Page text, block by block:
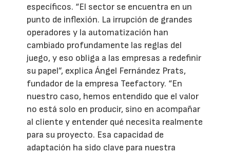
específicos. “El sector se encuentra en un
punto de inflexión. La irrupción de grandes
operadores y la automatización han
cambiado profundamente las reglas del
juego, y eso obliga a las empresas a redefinir
su papel”, explica Ángel Fernández Prats,
fundador de la empresa Teefactory. “En
nuestro caso, hemos entendido que el valor
no está solo en producir, sino en acompañar
al cliente y entender qué necesita realmente
para su proyecto. Esa capacidad de
adaptación ha sido clave para nuestra